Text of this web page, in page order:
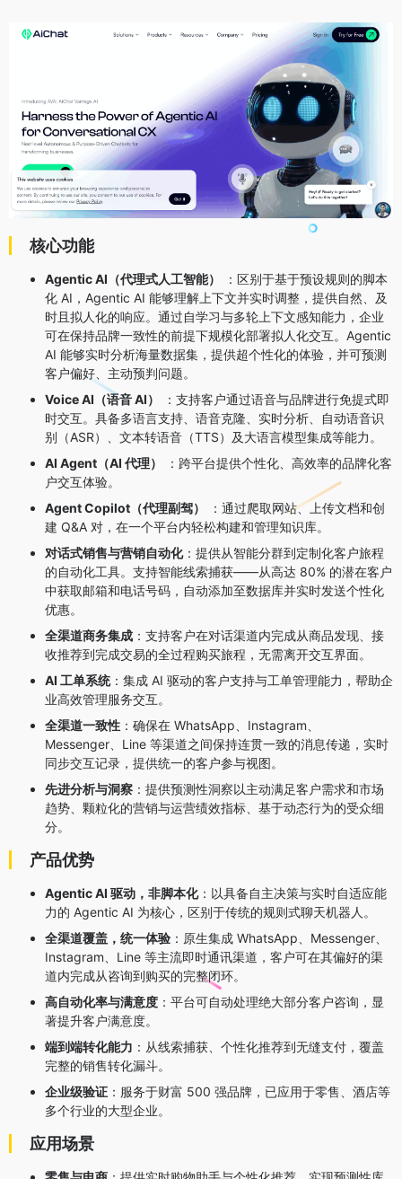
核心功能
Agentic AI（代理式人工智能）
：区别于基于预设规则的脚本
化 AI，Agentic AI 能够理解上下文并实时调整，提供自然、及
时且拟人化的响应。通过自学习与多轮上下文感知能力，企业
可在保持品牌一致性的前提下规模化部署拟人化交互。Agentic
AI 能够实时分析海量数据集，提供超个性化的体验 ，并可预测
客户偏好、主动预判问题。
Voice AI（语音 AI）
：支持客户通过语音与品牌进行免提式即
时交互。具备多语言支持、语音克隆、实时分析、自动语音识
别（ASR）、文本转语音（TTS）及大语言模型集成等能力 。
AI Agent（AI 代理）
：跨平台提供个性化、高效率的品牌化客
户交互体验。
Agent Copilot（代理副驾）
：通过爬取网站、上传文档和创
建 Q&A 对，在一个平台内轻松构建和管理知识库。
对话式销售与营销自动化：提供从智能分群到定制化客户旅程
的自动化工具。支持智能线索捕获——从高达 80% 的潜在客户
中获取邮箱和电话号码，自动添加至数据库并实时发送个性化
优惠。
全渠道商务集成 ：支持客户在对话渠道内完成从商品发现、接
收推荐到完成交易的全过程购买旅程，无需离开交互界面。
AI 工单系统：集成 AI 驱动的客户支持与工单管理能力，帮助企
业高效管理服务交互。
全渠道一致性 ：确保在 WhatsApp、Instagram、
Messenger、Line 等渠道之间保持连贯一致的消息传递 ，实时
同步交互记录，提供统一的客户参与视图。
先进分析与洞察 ：提供预测性洞察以主动满足客户需求和市场
趋势、颗粒化的营销与运营绩效指标、基于动态行为的受众细
分。
产品优势
Agentic AI 驱动，非脚本化：以具备自主决策与实时自适应能
力的 Agentic AI 为核心，区别于传统的规则式聊天机器人 。
全渠道覆盖，统一体验 ：原生集成 WhatsApp、Messenger、
Instagram、Line 等主流即时通讯渠道 ，客户可在其偏好的渠
道内完成从咨询到购买的完整闭环。
高自动化率与满意度 ：平台可自动处理绝大部分客户咨询 ，显
著提升客户满意度。
端到端转化能力 ：从线索捕获、个性化推荐到无缝支付，覆盖
完整的销售转化漏斗。
企业级验证 ：服务于财富 500 强品牌 ，已应用于零售、酒店等
多个行业的大型企业。
应用场景